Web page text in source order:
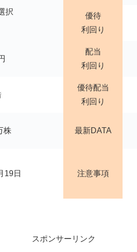
択
優待
利回り
配当
利回り
優待配当
利回り
株 最新DATA
19日 注意事項
スポンサーリンク